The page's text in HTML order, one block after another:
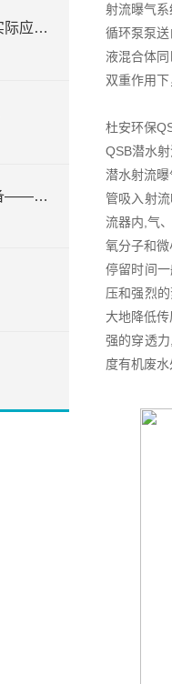
深水自吸式潜水曝气机在实际应用场景中的性能优势
污水处理系统中的关键设备——硝化液回流泵
射流曝气
循环泵泵
液混合体
双重作用
杜安环保
QSB潜水
潜水射流
管吸入射
流器内,气
氧分子和
停留时间
压和强烈
大地降低
强的穿透
度有机废